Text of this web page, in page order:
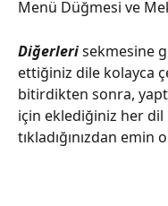
Menü Düğmesi ve
Diğerleri sekmesine
ettiğiniz dile kolayca
bitirdikten sonra,
için eklediğiniz her dil
tıkladığınızdan emin